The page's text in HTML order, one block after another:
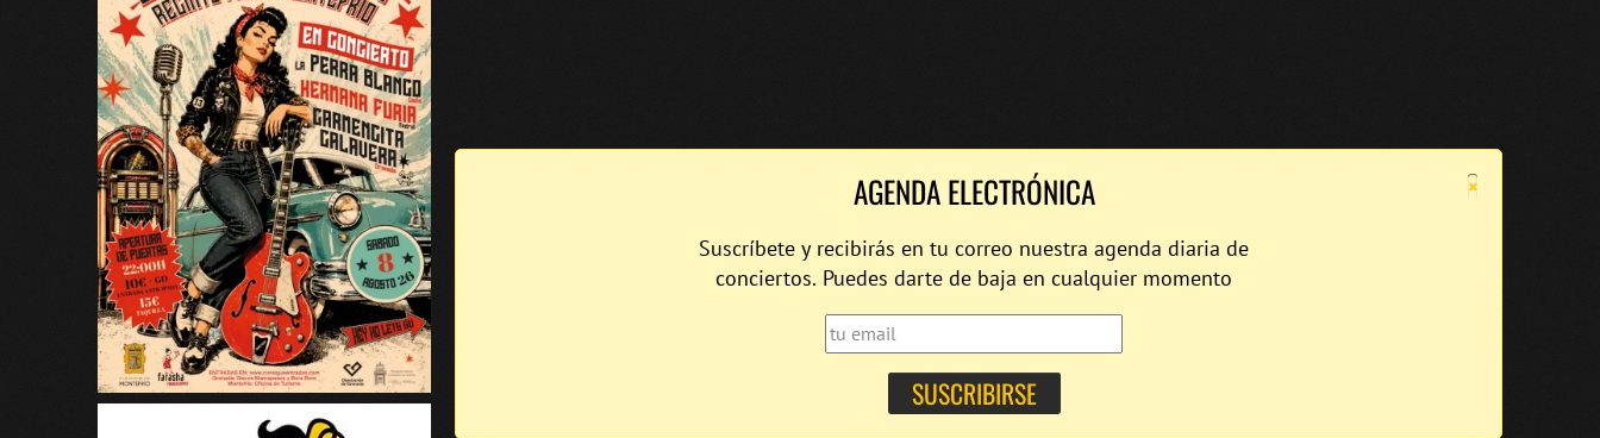
×
AGENDA ELECTRÓNICA
Suscríbete y recibirás en tu correo nuestra agenda diaria de
conciertos. Puedes darte de baja en cualquier momento